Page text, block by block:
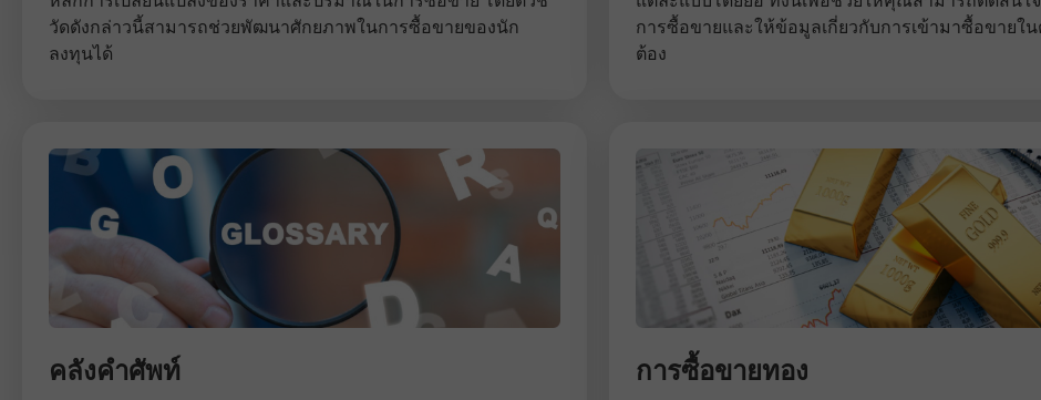
วัดดังกล่าวนี้สามารถช่วยพัฒนาศักยภาพในการซื้อขายของนัก
ลงทุนได้
การซื้อขายและให้ข้อมูลเกี่ยวกับการเข้ามาซื้อขายใ
ต้อง
คลังคำศัพท์ การซื้อขายทอง